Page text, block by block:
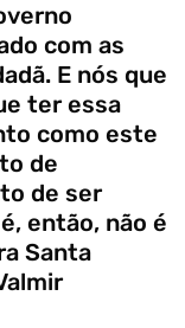
com as
E nós que
ter essa
como este
de
de ser
então, não é
Santa